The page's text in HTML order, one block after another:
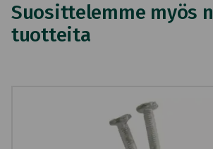
Suosittelemme myös
tuotteita